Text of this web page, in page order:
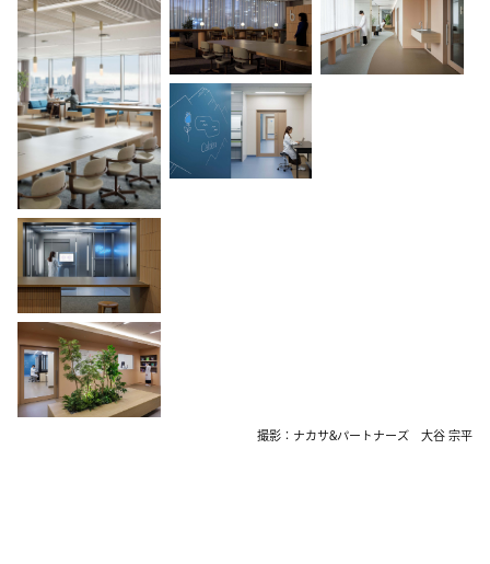
撮影：ナカサ&パートナーズ 大谷 宗平